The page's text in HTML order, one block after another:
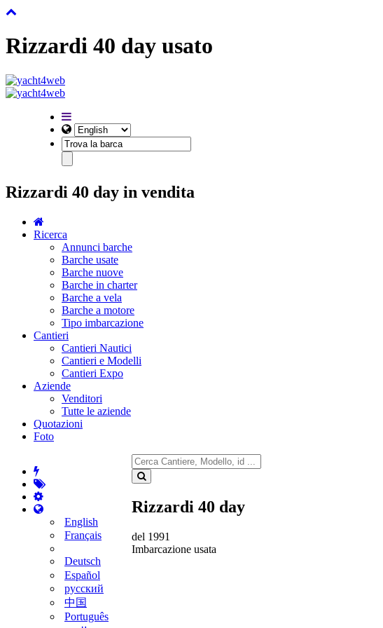
Rizzardi 40 day usato
Rizzardi 40 day in vendita
Ricerca
Annunci barche
Barche usate
Barche nuove
Barche in charter
Barche a vela
Barche a motore
Tipo imbarcazione
Cantieri
Cantieri Nautici
Cantieri e Modelli
Cantieri Expo
Aziende
Venditori
Tutte le aziende
Quotazioni
Foto
English
Français
Deutsch
Español
русский
中国
Português
Rizzardi 40 day
del 1991
Imbarcazione usata